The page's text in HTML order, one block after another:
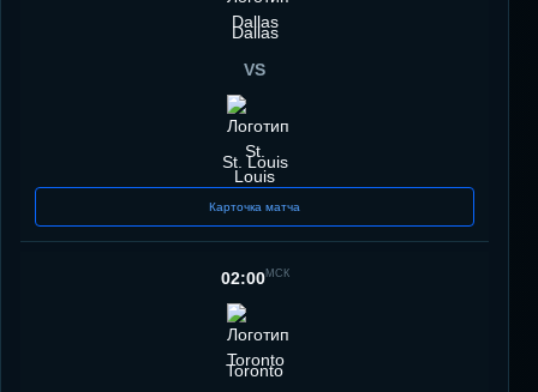
Dallas
VS
St. Louis
Карточка матча
02:00МСК
Toronto